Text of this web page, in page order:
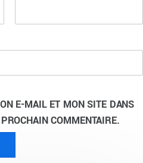
E-MAIL ET MON SITE DANS
COMMENTAIRE.